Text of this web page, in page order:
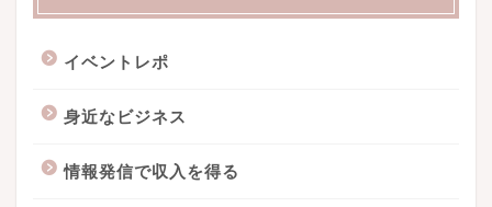
イベントレポ
身近なビジネス
情報発信で収入を得る